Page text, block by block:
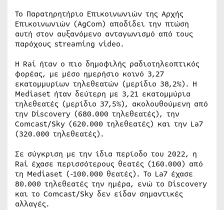
Το Παρατηρητήριο Επικοινωνιών της Αρχής
Επικοινωνιών (AgCom) αποδίδει την πτώση
αυτή στον αυξανόμενο ανταγωνισμό από τους
παρόχους streaming video.
Η Rai ήταν ο πιο δημοφιλής ραδιοτηλεοπτικός
φορέας, με μέσο ημερήσιο κοινό 3,27
εκατομμυρίων τηλεθεατών (μερίδιο 38,2%). Η
Mediaset ήταν δεύτερη με 3,21 εκατομμύρια
τηλεθεατές (μερίδιο 37,5%), ακολουθούμενη από
την Discovery (680.000 τηλεθεατές), την
Comcast/Sky (620.000 τηλεθεατές) και την La7
(320.000 τηλεθεατές).
Σε σύγκριση με την ίδια περίοδο του 2022, η
Rai έχασε περισσότερους θεατές (160.000) από
τη Mediaset (-100.000 θεατές). Το La7 έχασε
80.000 τηλεθεατές την ημέρα, ενώ το Discovery
και το Comcast/Sky δεν είδαν σημαντικές
αλλαγές.